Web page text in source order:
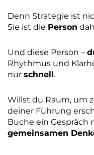
Denn Strategie ist
Sie ist die Person
Und diese Person –
Rhythmus und
nur schnell.
Willst du Raum, um
deiner Führung
Buche ein Gespräch
gemeinsamen